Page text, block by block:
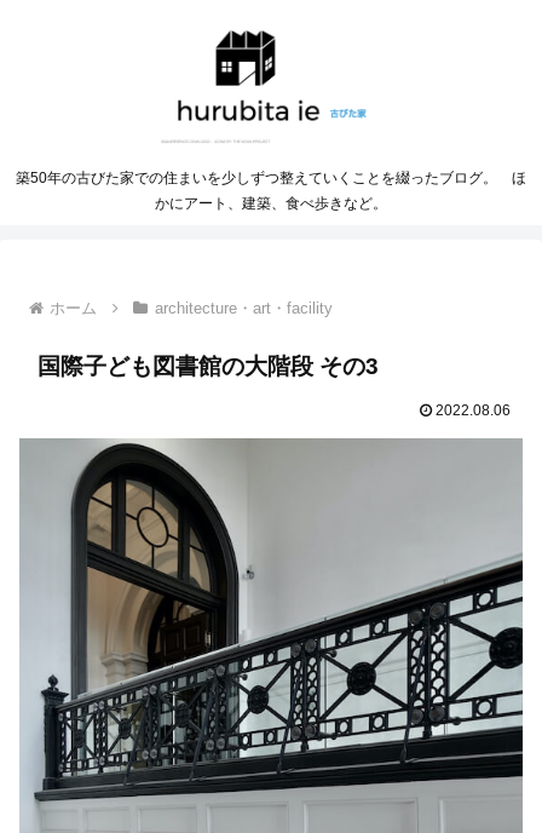
築50年の古びた家での住まいを少しずつ整えていくことを綴ったブログ。 ほ
かにアート、建築、食べ歩きなど。
ホーム architecture・art・facility
国際子ども図書館の大階段 その3
2022.08.06